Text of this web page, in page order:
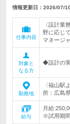
情報更新日：2026/07/10
仕事内容
〈設計業
野に応じ
マネージ
対象と
なる方
◆設計の
勤務地
〈福山駅
所：広島
給与
月給
※試用期